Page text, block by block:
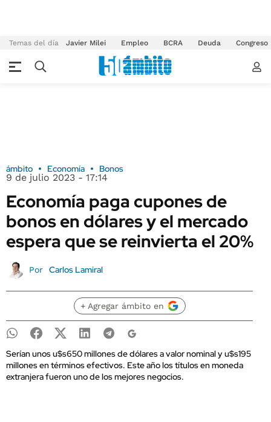
Temas del día Javier Milei Empleo BCRA Deuda Congreso
ámbito Economía Bonos
9 de julio 2023 - 17:14
Economía paga cupones de
bonos en dólares y el mercado
espera que se reinvierta el 20%
Por Carlos Lamiral
+ Agregar ámbito en
Serían unos u$s650 millones de dólares a valor nominal y u$s195
millones en términos efectivos. Este año los títulos en moneda
extranjera fueron uno de los mejores negocios.